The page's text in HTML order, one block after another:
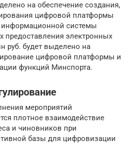
на обеспечение создания,
цифровой платформы
системы
предоставления электронных
руб. будет выделено на
цифровой платформы и
функций Минспорта.
мероприятий
плотное взаимодействие
и чиновников при
базы для цифровизации